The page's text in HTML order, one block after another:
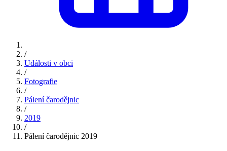
/
Události v obci
/
Fotografie
/
Pálení čarodějnic
/
2019
/
Pálení čarodějnic 2019